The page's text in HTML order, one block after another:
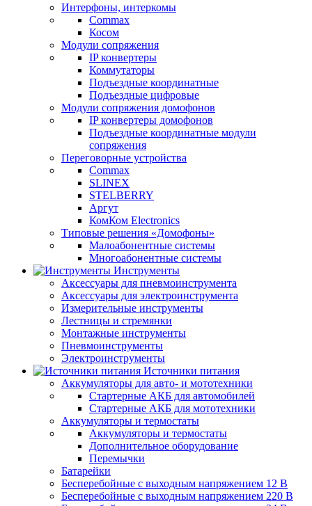
Интерфоны, интеркомы
Commax
Косом
Модули сопряжения
IP конвертеры
Коммутаторы
Подъездные координатные
Подъездные цифровые
Модули сопряжения домофонов
IP конвертеры домофонов
Подъездные координатные модули
сопряжения
Переговорные устройства
Commax
SLINEX
STELBERRY
Аргут
КомКом Electronics
Типовые решения «Домофоны»
Малоабонентные системы
Многоабонентные системы
Инструменты
Аксессуары для пневмоинструмента
Аксессуары для электроинструмента
Измерительные инструменты
Лестницы и стремянки
Монтажные инструменты
Пневмоинструменты
Электроинструменты
Источники питания
Аккумуляторы для авто- и мототехники
Стартерные АКБ для автомобилей
Стартерные АКБ для мототехники
Аккумуляторы и термостаты
Аккумуляторы и термостаты
Дополнительное оборудование
Перемычки
Батарейки
Бесперебойные с выходным напряжением 12 В
Бесперебойные с выходным напряжением 220 В